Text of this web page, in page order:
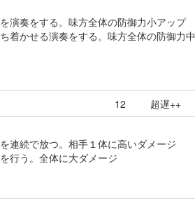
演奏をする。味方全体の防御力小アップ
着かせる演奏をする。味方全体の防御力中
12 超遅++
連続で放つ。相手１体に高いダメージ
行う。全体に大ダメージ